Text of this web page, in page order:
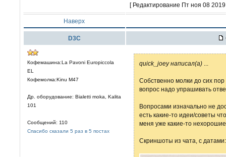
[ Редактирование Пт ноя 08
Наверх
D3C
Кофемашина:La Pavoni Europiccola
EL
Кофемолка:Kinu M47
Др. оборудование: Bialetti moka, Kalita
101
Сообщений: 110
Спасибо сказали 5 раз в 5 постах
quick_joey написал(а)
Собственно молки до сих
вопрос надо упрашивать
Вопросами изначально не
есть какие-то идеи/советы
меня уже какие-то
Скриншоты из чата, с датами: